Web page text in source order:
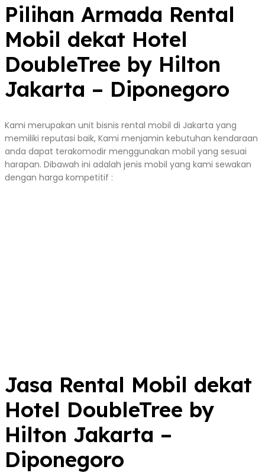
Pilihan Armada Rental
Mobil dekat Hotel
DoubleTree by Hilton
Jakarta – Diponegoro
Kami merupakan unit bisnis rental mobil di Jakarta yang
memiliki reputasi baik, Kami menjamin kebutuhan kendaraan
anda dapat terakomodir menggunakan mobil yang sesuai
harapan. Dibawah ini adalah jenis mobil yang kami sewakan
dengan harga kompetitif :
Jasa Rental Mobil dekat
Hotel DoubleTree by
Hilton Jakarta –
Diponegoro